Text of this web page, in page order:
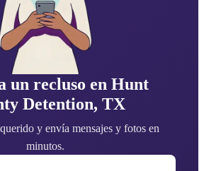
un recluso en Hunt
Detention, TX
y envía mensajes y fotos en
minutos.